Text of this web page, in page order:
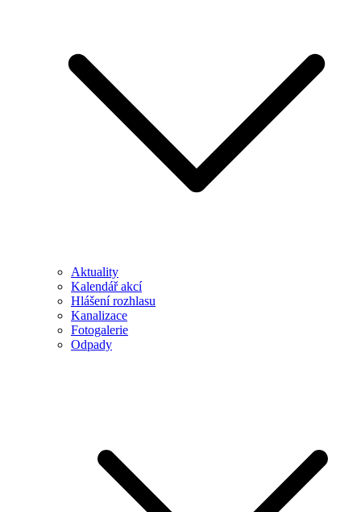
Aktuality
Kalendář akcí
Hlášení rozhlasu
Kanalizace
Fotogalerie
Odpady